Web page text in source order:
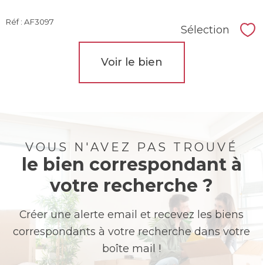
Réf : AF3097
Sélection
Voir le bien
VOUS N'AVEZ PAS TROUVÉ
le bien correspondant à
votre recherche ?
Créer une alerte email et recevez les biens
correspondants à votre recherche dans votre
boîte mail !